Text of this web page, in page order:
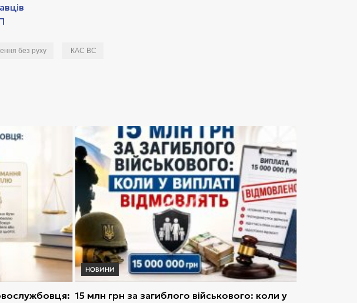
без руху КАС ВС
НОВИНИ
15 млн грн за загиблого військового: коли у